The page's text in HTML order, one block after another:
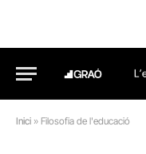
Inici » Filosofia de l'educació